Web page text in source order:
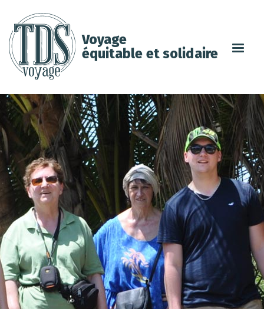
Voyage
équitable et solidaire